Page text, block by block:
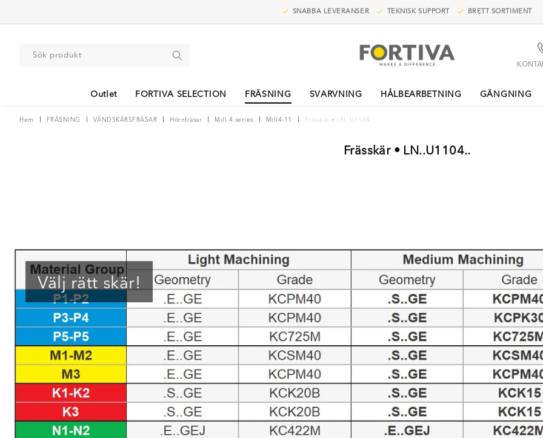
SNABBA LEVERANSER TEKNISK SUPPORT BRETT SORTIMENT
Outlet FORTIVA SELECTION FRÄSNING SVARVNING HÅLBEARBETNING GÄNGNING
Hem FRÄSNING VÄNDSKÄRSFRÄSAR Hörnfräsar Mill 4 series Mill4-11 Frässkär • LN..U1104..
Frässkär • LN..U1104..
Välj rätt skär!